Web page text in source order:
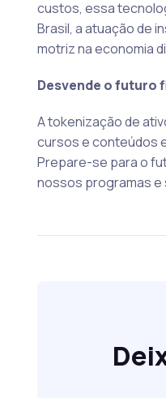
custos, essa
Brasil, a atuação de
motriz na economia
Desvende o futuro
A tokenização de
cursos e conteúdos
Prepare-se para o
nossos programas e